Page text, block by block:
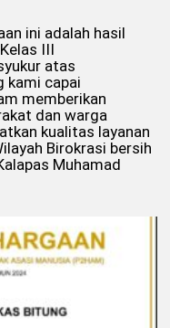
ini adalah hasil
III
atas
kami capai
memberikan
dan warga
kualitas layanan
Birokrasi bersih
Muhamad